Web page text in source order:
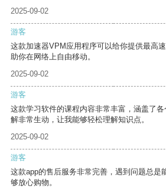
2025-09-02
游客
这款加速器VPM应用程序可以给你提供最高
助你在网络上自由移动。
2025-09-02
游客
这款学习软件的课程内容非常丰富，涵盖了
解非常生动，让我能够轻松理解知识点。
2025-09-02
游客
这款app的售后服务非常完善，遇到问题总是
够放心购物。